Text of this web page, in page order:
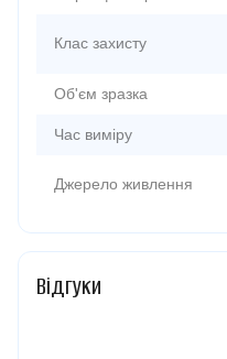
Клас захисту
Об'єм зразка
Час виміру
Джерело живлення
Відгуки